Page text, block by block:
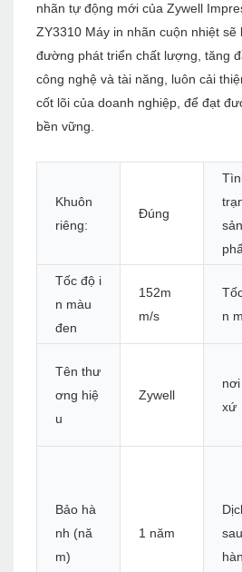
nhãn tự động mới của Zywell
ZY3310 Máy in nhãn cuộn nhiệt sẽ
đường phát triển chất lượng, tăng
công nghệ và tài năng, luôn cải
cốt lõi của doanh nghiệp, để đạt
bền vững.
Khuôn
riêng:
Đúng
sản
Tốc độ i
n màu
đen
152m
m/s
n
Tên thư
ơng hiệ
u
Zywell
xứ
Bảo hà
nh (nă
m)
1 năm